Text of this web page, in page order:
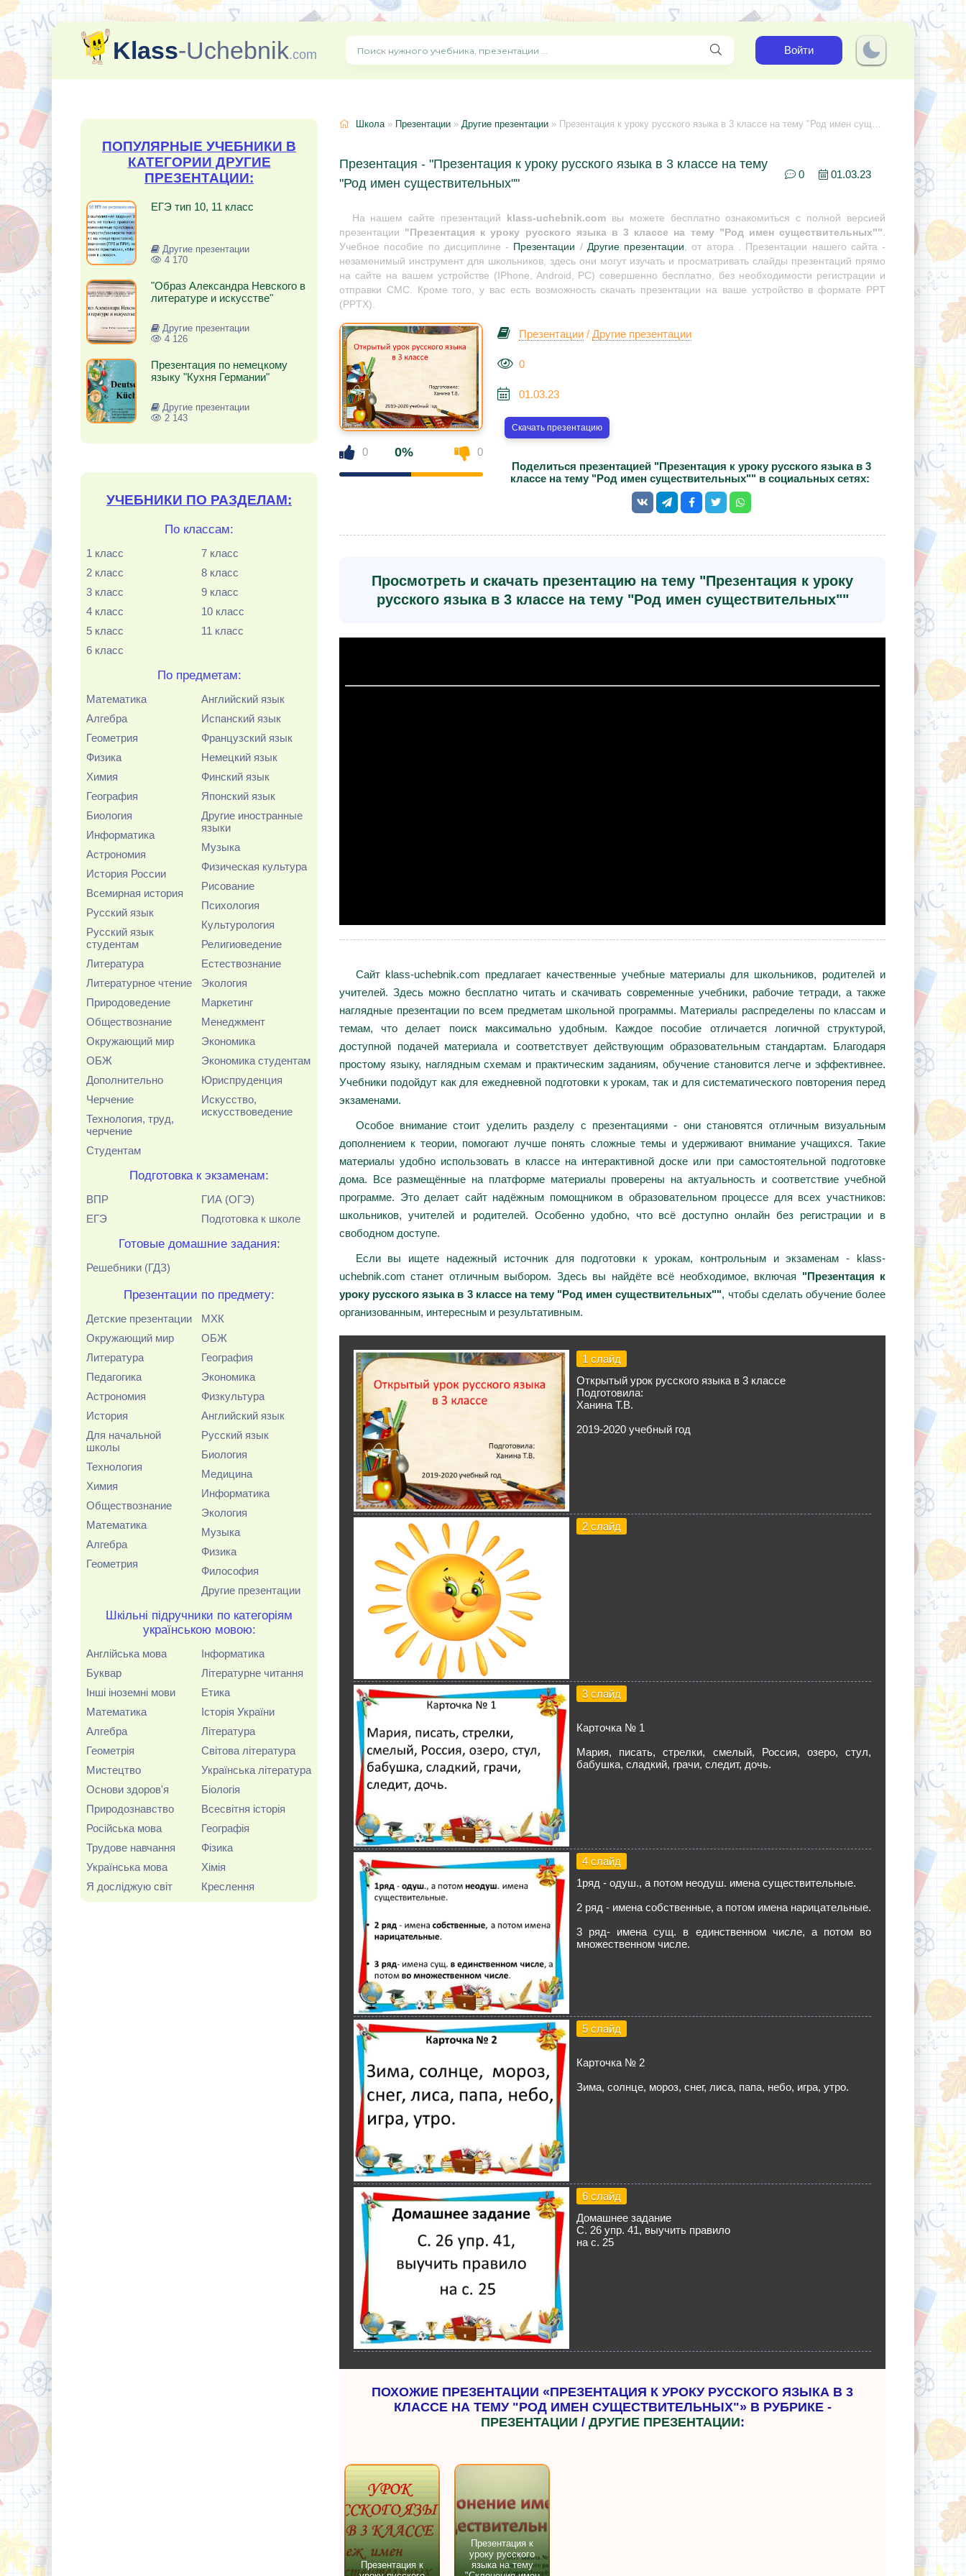
Klass-Uchebnik.com Войти
ПОПУЛЯРНЫЕ УЧЕБНИКИ В
КАТЕГОРИИ ДРУГИЕ
ПРЕЗЕНТАЦИИ:
ЕГЭ тип 10, 11 класс
Другие презентации
4 170
"Образ Александра Невского в
литературе и искусстве"
Другие презентации
4 126
Презентация по немецкому
языку "Кухня Германии"
Другие презентации
2 143
УЧЕБНИКИ ПО РАЗДЕЛАМ:
По классам:
1 класс
2 класс
3 класс
4 класс
5 класс
6 класс
7 класс
8 класс
9 класс
10 класс
11 класс
По предметам:
Математика
Алгебра
Геометрия
Физика
Химия
География
Биология
Информатика
Астрономия
История России
Всемирная история
Русский язык
Русский язык
студентам
Литература
Литературное чтение
Природоведение
Обществознание
Окружающий мир
ОБЖ
Дополнительно
Черчение
Технология, труд,
черчение
Студентам
Английский язык
Испанский язык
Французский язык
Немецкий язык
Финский язык
Японский язык
Другие иностранные
языки
Музыка
Физическая культура
Рисование
Психология
Культурология
Религиоведение
Естествознание
Экология
Маркетинг
Менеджмент
Экономика
Экономика студентам
Юриспруденция
Искусство,
искусствоведение
Подготовка к экзаменам:
ВПР
ЕГЭ
ГИА (ОГЭ)
Подготовка к школе
Готовые домашние задания:
Решебники (ГДЗ)
Презентации по предмету:
Детские презентации
Окружающий мир
Литература
Педагогика
Астрономия
История
Для начальной
школы
Технология
Химия
Обществознание
Математика
Алгебра
Геометрия
МХК
ОБЖ
География
Экономика
Физкультура
Английский язык
Русский язык
Биология
Медицина
Информатика
Экология
Музыка
Физика
Философия
Другие презентации
Шкільні підручники по категоріям
українською мовою:
Англійська мова
Буквар
Інші іноземні мови
Математика
Алгебра
Геометрія
Мистецтво
Основи здоров'я
Природознавство
Російська мова
Трудове навчання
Українська мова
Я досліджую світ
Інформатика
Літературне читання
Етика
Історія України
Література
Світова література
Українська література
Біологія
Всесвітня історія
Географія
Фізика
Хімія
Креслення
Школа» Презентации » Другие презентации » Презентация к уроку русского языка в 3 классе на тему "Род имен существительных"
Презентация - "Презентация к уроку русского языка в 3 классе на тему
"Род имен существительных""
0 01.03.23
На нашем сайте презентаций klass-uchebnik.comвы можете бесплатно ознакомиться с полной версией
презентации "Презентация к уроку русского языка в 3 классе на тему "Род имен существительных"".
Учебное пособие по дисциплине - Презентации / Другие презентации, от атора . Презентации нашего сайта -
незаменимый инструмент для школьников, здесь они могут изучать и просматривать слайды презентаций прямо
на сайте на вашем устройстве (IPhone, Android, PC) совершенно бесплатно, без необходимости регистрации и
отправки СМС. Кроме того, у вас есть возможность скачать презентации на ваше устройство в формате PPT
(PPTX).
0 0% 0
Презентации / Другие презентации
0
01.03.23
Скачать презентацию
Поделиться презентацией "Презентация к уроку русского языка в 3
классе на тему "Род имен существительных"" в социальных сетях:
Просмотреть и скачать презентацию на тему "Презентация к уроку
русского языка в 3 классе на тему "Род имен существительных""
Сайт klass-uchebnik.com предлагает качественные учебные материалы для школьников, родителей и
учителей. Здесь можно бесплатно читать и скачивать современные учебники, рабочие тетради, а также
наглядные презентации по всем предметам школьной программы. Материалы распределены по классам и
темам, что делает поиск максимально удобным. Каждое пособие отличается логичной структурой,
доступной подачей материала и соответствует действующим образовательным стандартам. Благодаря
простому языку, наглядным схемам и практическим заданиям, обучение становится легче и эффективнее.
Учебники подойдут как для ежедневной подготовки к урокам, так и для систематического повторения перед
экзаменами.
Особое внимание стоит уделить разделу с презентациями - они становятся отличным визуальным
дополнением к теории, помогают лучше понять сложные темы и удерживают внимание учащихся. Такие
материалы удобно использовать в классе на интерактивной доске или при самостоятельной подготовке
дома. Все размещённые на платформе материалы проверены на актуальность и соответствие учебной
программе. Это делает сайт надёжным помощником в образовательном процессе для всех участников:
школьников, учителей и родителей. Особенно удобно, что всё доступно онлайн без регистрации и в
свободном доступе.
Если вы ищете надежный источник для подготовки к урокам, контрольным и экзаменам - klass-
uchebnik.com станет отличным выбором. Здесь вы найдёте всё необходимое, включая "Презентация к
уроку русского языка в 3 классе на тему "Род имен существительных"", чтобы сделать обучение более
организованным, интересным и результативным.
1 слайд
Открытый урок русского языка в 3 классе
Подготовила:
Ханина Т.В.
2019-2020 учебный год
2 слайд
3 слайд
Карточка № 1
Мария, писать, стрелки, смелый, Россия, озеро, стул,
бабушка, сладкий, грачи, следит, дочь.
4 слайд
1ряд - одуш., а потом неодуш. имена существительные.
2 ряд - имена собственные, а потом имена нарицательные.
3 ряд- имена сущ. в единственном числе, а потом во
множественном числе.
5 слайд
Карточка № 2
Зима, солнце, мороз, снег, лиса, папа, небо, игра, утро.
6 слайд
Домашнее задание
С. 26 упр. 41, выучить правило
на с. 25
ПОХОЖИЕ ПРЕЗЕНТАЦИИ «ПРЕЗЕНТАЦИЯ К УРОКУ РУССКОГО ЯЗЫКА В 3
КЛАССЕ НА ТЕМУ "РОД ИМЕН СУЩЕСТВИТЕЛЬНЫХ"» В РУБРИКЕ -
ПРЕЗЕНТАЦИИ / ДРУГИЕ ПРЕЗЕНТАЦИИ:
Презентация к
Презентация к
уроку русского
языка на тему